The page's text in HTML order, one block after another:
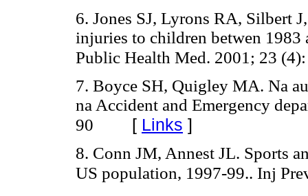
6. Jones SJ, Lyrons RA, Silbert
injuries to children betwen 1983
Public Health Med. 2001; 23
7. Boyce SH, Quigley MA. Na
na Accident and Emergency
90 [ Links ]
8. Conn JM, Annest JL. Sports
US population, 1997-99.. Inj